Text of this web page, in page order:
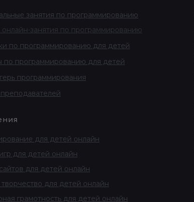
по программированию для детей
по программированию для детей
онлайн-занятия по программированию
занятия по программированию
программирования
для детей онлайн
для детей онлайн
для детей онлайн
для детей онлайн
грамотность для детей онлайн